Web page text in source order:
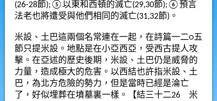
(26-28節);⑤以東和西頓的滅亡(29,30節);⑥預言
法老也將遭受與他們相同的滅亡(31,32節) 。
米設、土巴這兩個名常連在一起，在詩篇一二○五
節只提米設。地點是在小亞西亞，受西古提人攻
擊。在亞述的歷史後期，米設、土巴仍是威脅的
力量，造成極大的危害。以西結也許指米設、土
巴，為北方危險的勢力，但是當時已經是淪亡
了，好似埋葬在墳墓裏一樣。【結三十二26 米